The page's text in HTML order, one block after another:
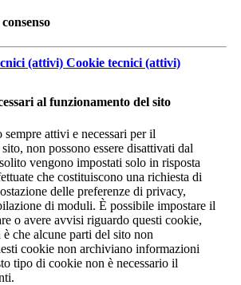
(attivi) Cookie tecnici (attivi)
al funzionamento del sito
attivi e necessari per il
non possono essere disattivati dal
vengono impostati solo in risposta
che costituiscono una richiesta di
delle preferenze di privacy,
di moduli. È possibile impostare il
o avere avvisi riguardo questi cookie,
è che alcune parti del sito non
cookie non archiviano informazioni
tipo di cookie non è necessario il